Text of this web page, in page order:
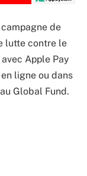
de
lutte contre le
Apple Pay
ligne ou dans
Global Fund.